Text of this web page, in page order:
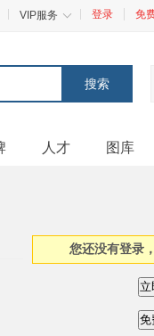
VIP服务 登录 免
人才 图库
您还没有登录